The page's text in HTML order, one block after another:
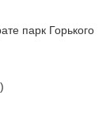
парк Горького